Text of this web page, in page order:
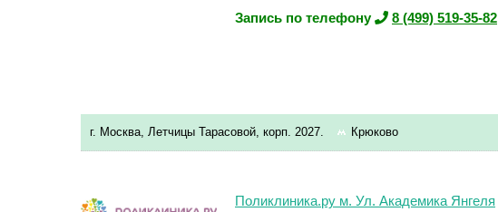
Запись по телефону
8 (499) 519-35-82
г. Москва, Летчицы Тарасовой, корп. 2027. Крюково
Поликлиника.ру м. Ул. Академика Янгеля